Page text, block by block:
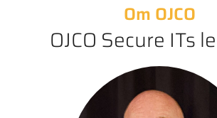
Om OJCO
OJCO Secure ITs